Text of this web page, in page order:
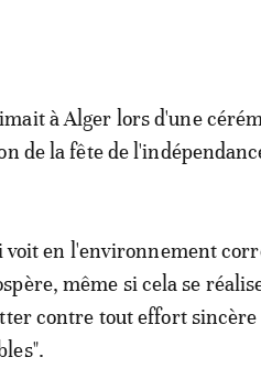
à Alger lors d'une
de la fête de
voit en l'environnement
même si cela se
contre tout effort